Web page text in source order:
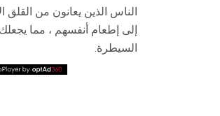
الناس الذين يعانون من القلق
إلى إطعام أنفسهم ، مما
السيطرة.